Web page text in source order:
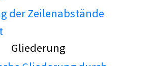
der Zeilenabstände
Gliederung